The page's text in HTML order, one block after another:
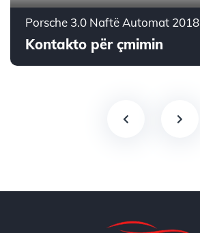
Porsche 3.0 Naftë Automat 2018
Kontakto për çmimin